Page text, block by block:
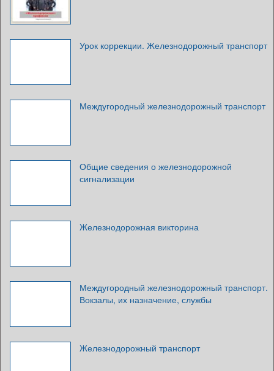
Урок коррекции. Железнодорожный транспорт
Междугородный железнодорожный транспорт
Общие сведения о железнодорожной
сигнализации
Железнодорожная викторина
Междугородный железнодорожный транспорт.
Вокзалы, их назначение, службы
Железнодорожный транспорт